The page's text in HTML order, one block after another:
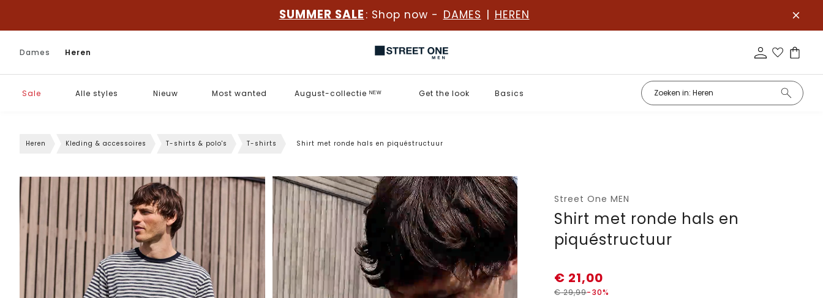
SUMMER SALE : Shop now - DAMES | HEREN
Dames Heren
Sale Alle styles Nieuw Most wanted August-collectie ᴺᴱᵂ Get the look Basics
Heren Kleding & accessoires T-shirts & polo's T-shirts Shirt met ronde hals en piquéstructuur
Street One MEN
Shirt met ronde hals en
piquéstructuur
€ 21,00
€29,99-30%